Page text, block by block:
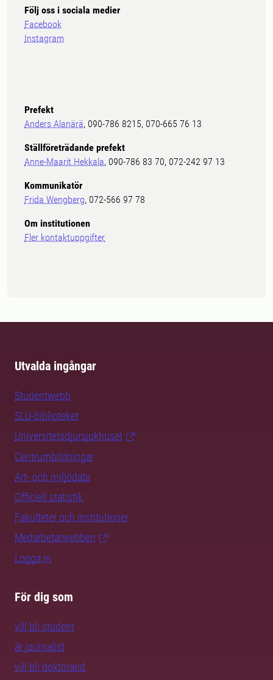
Följ oss i sociala medier
Facebook
Instagram
Prefekt
Anders Alanärä, 090-786 8215, 070-665 76 13
Ställföreträdande prefekt
Anne-Maarit Hekkala, 090-786 83 70, 072-242 97 13
Kommunikatör
Frida Wengberg, 072-566 97 78
Om institutionen
Fler kontaktuppgifter
Utvalda ingångar
Studentwebb
SLU-biblioteket
Universitetsdjursjukhuset
Centrumbildningar
Art- och miljödata
Officiell statistik
Fakulteter och institutioner
Medarbetarwebben
Logga in
För dig som
vill bli student
är journalist
vill bli doktorand